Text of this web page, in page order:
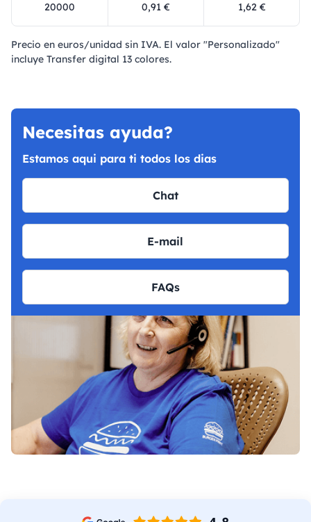
20000 0,91 € 1,62 €
Precio en euros/unidad sin IVA. El valor "Personalizado"
incluye Transfer digital 13 colores.
Necesitas ayuda?
Estamos aqui para ti todos los dias
Chat
E-mail
FAQs